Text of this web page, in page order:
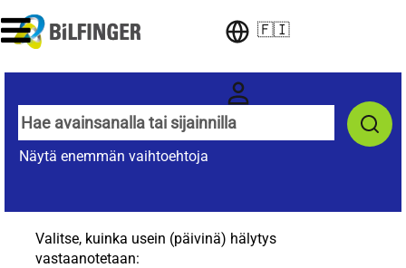
🇫🇮
Näytä enemmän vaihtoehtoja
Valitse, kuinka usein (päivinä) hälytys
vastaanotetaan: